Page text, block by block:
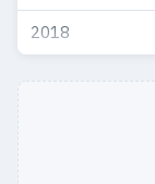
2018